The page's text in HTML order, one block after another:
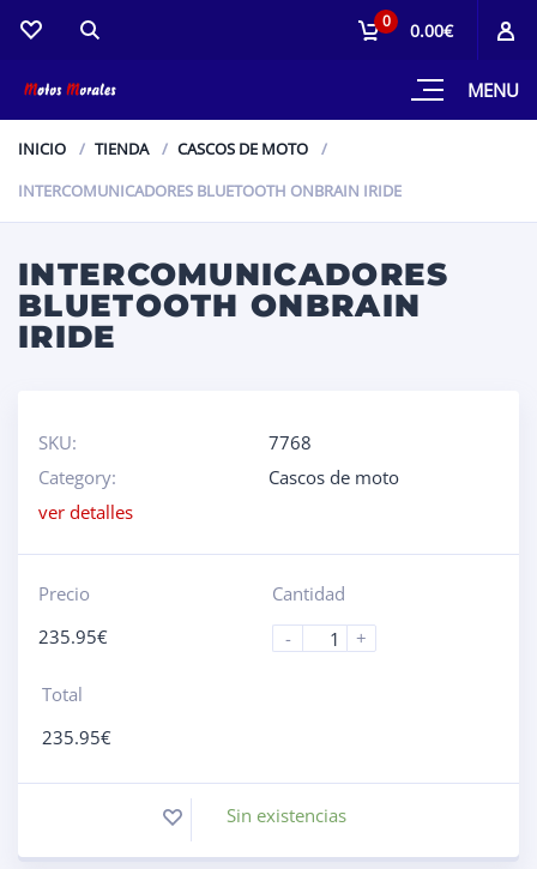
MENU
0 0.00€
INICIO TIENDA
CASCOS DE MOTO
INTERCOMUNICADORES BLUETOOTH ONBRAIN IRIDE
INTERCOMUNICADORES
BLUETOOTH ONBRAIN
IRIDE
SKU:
7768
Category:
Cascos de moto
ver detalles
Precio
235.95€
Cantidad
-
+
Total
235.95€
Sin existencias